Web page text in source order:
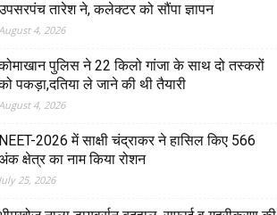
तारेश ने, कलेक्टर को सौंपा ज्ञापन
4, 2026
पुलिस ने 22 किलो गांजा के साथ दो तस्करों
पकड़ा,दतिया ले जाने की थी तैयारी
4, 2026
2026 में साक्षी चंद्राकर ने हासिल किए 566
क्षेत्र का नाम किया रोशन
25, 2026